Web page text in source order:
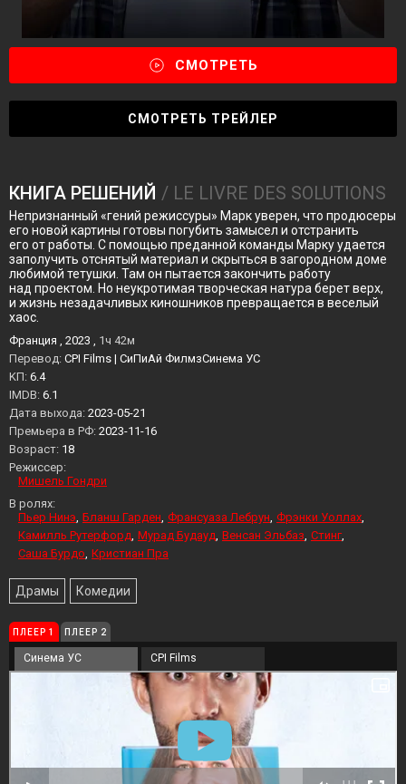
СМОТРЕТЬ
СМОТРЕТЬ ТРЕЙЛЕР
КНИГА РЕШЕНИЙ / LE LIVRE DES SOLUTIONS
Непризнанный «гений режиссуры» Марк уверен, что продюсеры
его новой картины готовы погубить замысел и отстранить
его от работы. С помощью преданной команды Марку удается
заполучить отснятый материал и скрыться в загородном доме
любимой тетушки. Там он пытается закончить работу
над проектом. Но неукротимая творческая натура берет верх,
и жизнь незадачливых киношников превращается в веселый
хаос.
Франция , 2023 , 1ч 42м
Перевод: CPI Films | СиПиАй ФилмзСинема УС
KП: 6.4
IMDB: 6.1
Дата выхода: 2023-05-21
Премьера в РФ: 2023-11-16
Возраст: 18
Режиссер:
Мишель Гондри
В ролях:
Пьер Нинэ Бланш Гарден Франсуаза Лебрун Фрэнки Уоллах
Камилль Рутерфорд Мурад Будауд Венсан Эльбаз Стинг
Саша Бурдо Кристиан Пра
Драмы Комедии
ПЛЕЕР 1 ПЛЕЕР 2
Синема УС CPI Films